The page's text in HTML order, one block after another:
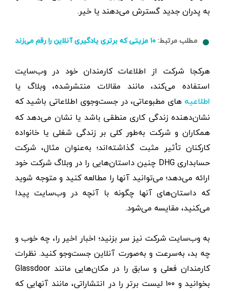
به پدران جدید گسترش می‌دهند یا خیر.
مطلب مرتبط: ۱۰ مزیتی که برتری یادگیری آنلاین را رقم می‌زند
هرکجا شرکت از اطلاعات کارمندان خود در وب‌سایت
استفاده می‌کند، مانند مقالات منتشرشده، وبلاگ یا
اطلاعیه های مطبوعاتی، در جست‌وجوی اطلاعاتی باشید که
نشان‌دهنده زندگی کاری منطقی باشد یا نشان می‌دهد که
همکاران و شرکت به‌طور کلی بر زندگی شغلی یا خانواده
کارکنان تأثیر مثبت گذاشته‌اند؛ به‌عنوان مثال، شرکت
حسابداری DHG چنین داستان‌هایی را در وبلاگ شرکت خود
ارائه می‌دهد؛ می‌توانید آنها را مطالعه کنید و متوجه شوید
که داستان‌های آنها چگونه با آنچه در وب‌سایت پیدا
می‌کنید، مقایسه می‌شود.
به وب‌سایت شرکت نیز سر بزنید؛ اخبار اخیر را، چه خوب و
چه بد، به‌سرعت و به‌صورت آنلاین جست‌وجو کنید. نظرات
کارمندان فعلی و سابق را در مکان‌هایی مانند Glassdoor
بخوانید و ۱۰۰ لیست برتر را در انتشاراتی، مانند آنهایی که